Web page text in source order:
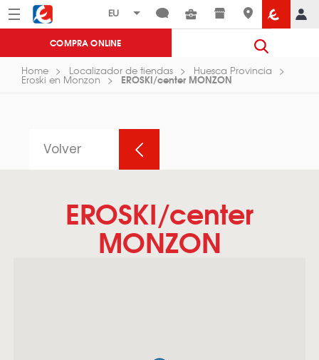
Menú Eroski
COMPRA ONLINE
Home Localizador de tiendas Huesca Provincia
Eroski en Monzon EROSKI/center MONZON
Volver
EROSKI/center
MONZON